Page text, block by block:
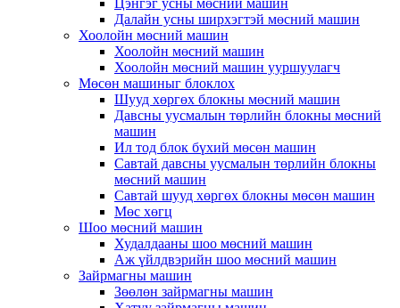
Далайн усны ширхэгтэй мөсний машин
Хоолойн мөсний машин
Хоолойн мөсний машин
Хоолойн мөсний машин ууршуулагч
Мөсөн машиныг блоклох
Шууд хөргөх блокны мөсний машин
Давсны уусмалын төрлийн блокны мөсний
машин
Ил тод блок бүхий мөсөн машин
Савтай давсны уусмалын төрлийн блокны
мөсний машин
Савтай шууд хөргөх блокны мөсөн машин
Мөс хөгц
Шоо мөсний машин
Худалдааны шоо мөсний машин
Аж үйлдвэрийн шоо мөсний машин
Зайрмагны машин
Зөөлөн зайрмагны машин